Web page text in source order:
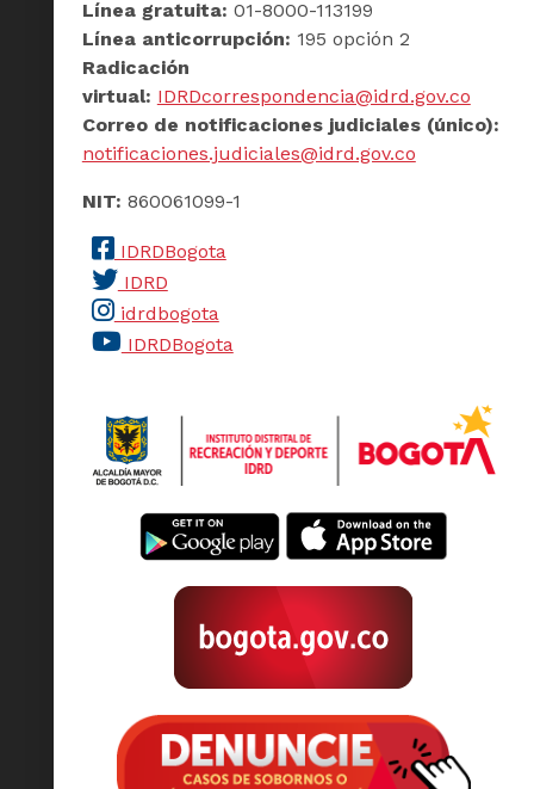
Línea gratuita: 01-8000-113199
Línea anticorrupción: 195 opción 2
Radicación
virtual: IDRDcorrespondencia@idrd.gov.co
Correo de notificaciones judiciales (único):
notificaciones.judiciales@idrd.gov.co
NIT: 860061099-1
IDRDBogota
IDRD
idrdbogota
IDRDBogota